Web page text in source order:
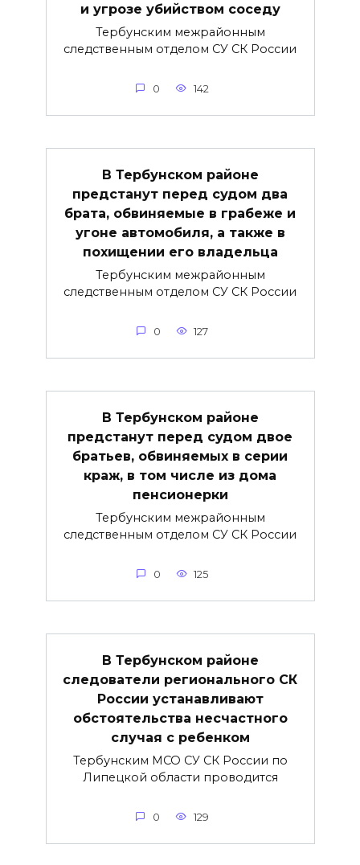
и угрозе убийством соседу
Тербунским межрайонным
следственным отделом СУ СК России
0 142
В Тербунском районе
предстанут перед судом два
брата, обвиняемые в грабеже и
угоне автомобиля, а также в
похищении его владельца
Тербунским межрайонным
следственным отделом СУ СК России
0 127
В Тербунском районе
предстанут перед судом двое
братьев, обвиняемых в серии
краж, в том числе из дома
пенсионерки
Тербунским межрайонным
следственным отделом СУ СК России
0 125
В Тербунском районе
следователи регионального СК
России устанавливают
обстоятельства несчастного
случая с ребенком
Тербунским МСО СУ СК России по
Липецкой области проводится
0 129